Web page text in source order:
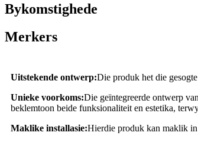
Bykomstighede
Merkers
Uitstekende ontwerp:Die produk het die
Unieke voorkoms:Die geïntegreerde ontwerp
beklemtoon beide funksionaliteit en estetika,
Maklike installasie:Hierdie produk kan maklik in